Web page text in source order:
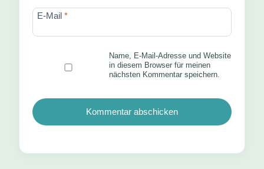
E-Mail *
Name, E-Mail-Adresse und Website
in diesem Browser für meinen
nächsten Kommentar speichern.